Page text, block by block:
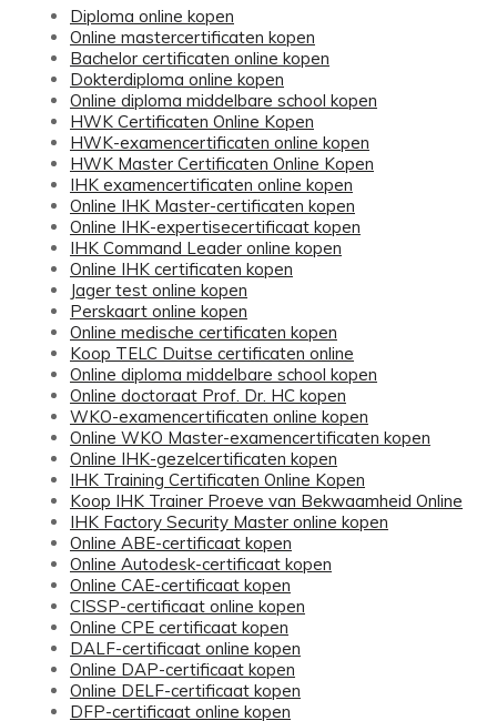
Diploma online kopen
Online mastercertificaten kopen
Bachelor certificaten online kopen
Dokterdiploma online kopen
Online diploma middelbare school kopen
HWK Certificaten Online Kopen
HWK-examencertificaten online kopen
HWK Master Certificaten Online Kopen
IHK examencertificaten online kopen
Online IHK Master-certificaten kopen
Online IHK-expertisecertificaat kopen
IHK Command Leader online kopen
Online IHK certificaten kopen
Jager test online kopen
Perskaart online kopen
Online medische certificaten kopen
Koop TELC Duitse certificaten online
Online diploma middelbare school kopen
Online doctoraat Prof. Dr. HC kopen
WKO-examencertificaten online kopen
Online WKO Master-examencertificaten kopen
Online IHK-gezelcertificaten kopen
IHK Training Certificaten Online Kopen
Koop IHK Trainer Proeve van Bekwaamheid Online
IHK Factory Security Master online kopen
Online ABE-certificaat kopen
Online Autodesk-certificaat kopen
Online CAE-certificaat kopen
CISSP-certificaat online kopen
Online CPE certificaat kopen
DALF-certificaat online kopen
Online DAP-certificaat kopen
Online DELF-certificaat kopen
DFP-certificaat online kopen